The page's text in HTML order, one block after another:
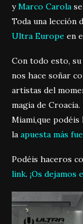
yMarco Carola
Toda una lección
Ultra Europe en
Con todo esto,
nos hace soñar
artistas del
magia de
Miami,que podéis
la apuesta más
Podéis haceros
link. ¡Os